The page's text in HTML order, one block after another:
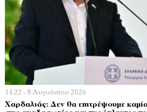
14:22 - 8 Αυγούστου 2026
Χαρδαλιάς: Δεν θα επιτρέψουμε